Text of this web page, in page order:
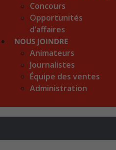
Concours
Opportunités
d’affaires
NOUS JOINDRE
Animateurs
Journalistes
Équipe des ventes
Administration